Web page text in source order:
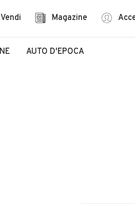
Vendi Magazine
AUTO D'EPOCA